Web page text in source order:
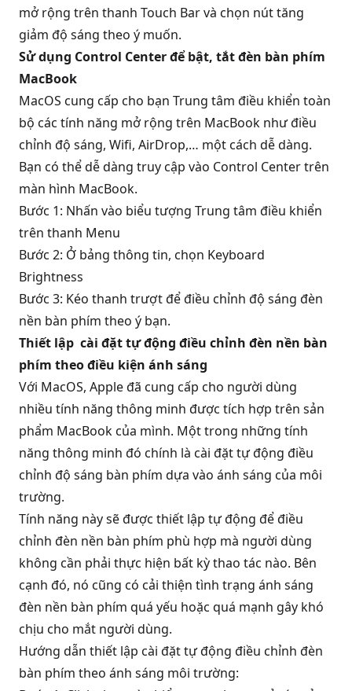
mở rộng trên thanh Touch Bar và chọn nút tăng
giảm độ sáng theo ý muốn.
Sử dụng Control Center để bật, tắt đèn bàn phím
MacBook
MacOS cung cấp cho bạn Trung tâm điều khiển toàn
bộ các tính năng mở rộng trên MacBook như điều
chỉnh độ sáng, Wifi, AirDrop,… một cách dễ dàng.
Bạn có thể dễ dàng truy cập vào Control Center trên
màn hình MacBook.
Bước 1: Nhấn vào biểu tượng Trung tâm điều khiển
trên thanh Menu
Bước 2: Ở bảng thông tin, chọn Keyboard
Brightness
Bước 3: Kéo thanh trượt để điều chỉnh độ sáng đèn
nền bàn phím theo ý bạn.
Thiết lập cài đặt tự động điều chỉnh đèn nền bàn
phím theo điều kiện ánh sáng
Với MacOS, Apple đã cung cấp cho người dùng
nhiều tính năng thông minh được tích hợp trên sản
phẩm MacBook của mình. Một trong những tính
năng thông minh đó chính là cài đặt tự động điều
chỉnh độ sáng bàn phím dựa vào ánh sáng của môi
trường.
Tính năng này sẽ được thiết lập tự động để điều
chỉnh đèn nền bàn phím phù hợp mà người dùng
không cần phải thực hiện bất kỳ thao tác nào. Bên
cạnh đó, nó cũng có cải thiện tình trạng ánh sáng
đèn nền bàn phím quá yếu hoặc quá mạnh gây khó
chịu cho mắt người dùng.
Hướng dẫn thiết lập cài đặt tự động điều chỉnh đèn
bàn phím theo ánh sáng môi trường: